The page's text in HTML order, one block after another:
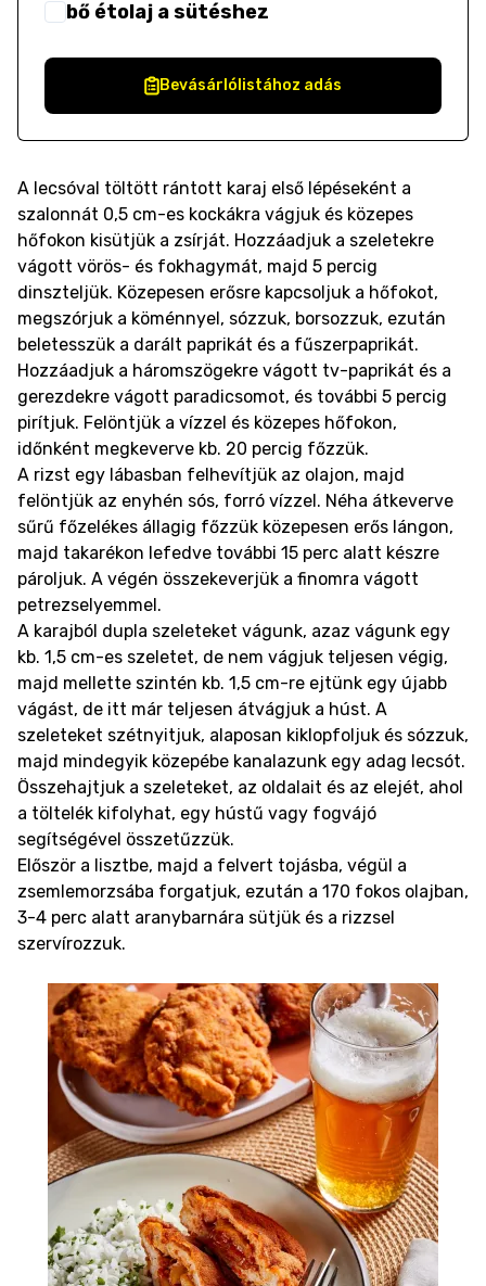
bő étolaj a sütéshez
Bevásárlólistához adás
A lecsóval töltött rántott karaj első lépéseként a
szalonnát 0,5 cm-es kockákra vágjuk és közepes
hőfokon kisütjük a zsírját. Hozzáadjuk a szeletekre
vágott vörös- és fokhagymát, majd 5 percig
dinszteljük. Közepesen erősre kapcsoljuk a hőfokot,
megszórjuk a köménnyel, sózzuk, borsozzuk, ezután
beletesszük a darált paprikát és a fűszerpaprikát.
Hozzáadjuk a háromszögekre vágott tv-paprikát és a
gerezdekre vágott paradicsomot, és további 5 percig
pirítjuk. Felöntjük a vízzel és közepes hőfokon,
időnként megkeverve kb. 20 percig főzzük.
A rizst egy lábasban felhevítjük az olajon, majd
felöntjük az enyhén sós, forró vízzel. Néha átkeverve
sűrű főzelékes állagig főzzük közepesen erős lángon,
majd takarékon lefedve további 15 perc alatt készre
pároljuk. A végén összekeverjük a finomra vágott
petrezselyemmel.
A karajból dupla szeleteket vágunk, azaz vágunk egy
kb. 1,5 cm-es szeletet, de nem vágjuk teljesen végig,
majd mellette szintén kb. 1,5 cm-re ejtünk egy újabb
vágást, de itt már teljesen átvágjuk a húst. A
szeleteket szétnyitjuk, alaposan kiklopfoljuk és sózzuk,
majd mindegyik közepébe kanalazunk egy adag lecsót.
Összehajtjuk a szeleteket, az oldalait és az elejét, ahol
a töltelék kifolyhat, egy hústű vagy fogvájó
segítségével összetűzzük.
Először a lisztbe, majd a felvert tojásba, végül a
zsemlemorzsába forgatjuk, ezután a 170 fokos olajban,
3-4 perc alatt aranybarnára sütjük és a rizzsel
szervírozzuk.